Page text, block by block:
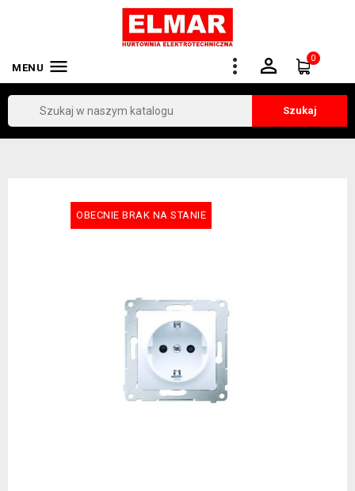
MENU  0

Szukaj
OBECNIE BRAK NA STANIE